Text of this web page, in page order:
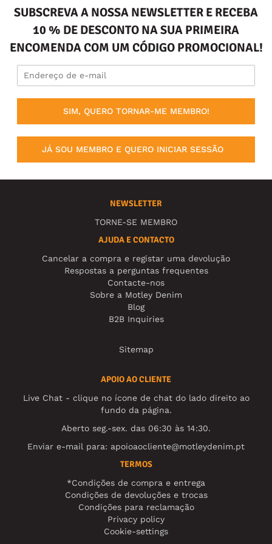
SUBSCREVA A NOSSA NEWSLETTER E RECEBA
10 % DE DESCONTO NA SUA PRIMEIRA
ENCOMENDA COM UM CÓDIGO PROMOCIONAL!
SIM, QUERO TORNAR-ME MEMBRO!
JÁ SOU MEMBRO E QUERO INICIAR SESSÃO
NEWSLETTER
TORNE-SE MEMBRO
AJUDA E CONTACTO
Cancelar a compra e registar uma devolução
Respostas a perguntas frequentes
Contacte-nos
Sobre a Motley Denim
Blog
B2B Inquiries
Sitemap
APOIO AO CLIENTE
Live Chat - clique no ícone de chat do lado direito ao
fundo da página.
Aberto seg.-sex. das 06:30 às 14:30.
Enviar e-mail para: apoioaocliente@motleydenim.pt
TERMOS
*Condições de compra e entrega
Condições de devoluções e trocas
Condições para reclamação
Privacy policy
Cookie-settings